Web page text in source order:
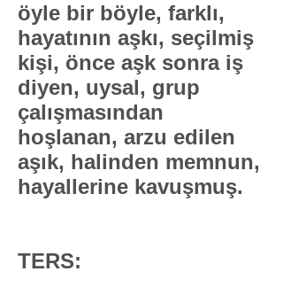
öyle bir böyle, farklı,
hayatının aşkı, seçilmiş
kişi, önce aşk sonra iş
diyen, uysal, grup
çalışmasından
hoşlanan, arzu edilen
aşık, halinden memnun,
hayallerine kavuşmuş.
TERS: